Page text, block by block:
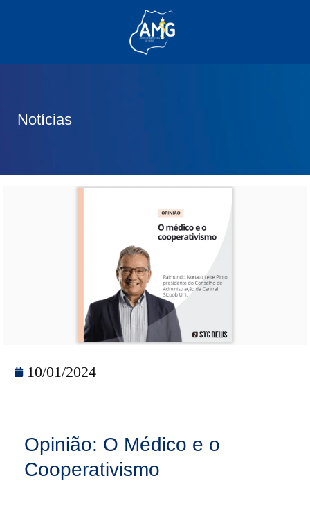
Notícias
10/01/2024
Opinião: O Médico e o
Cooperativismo